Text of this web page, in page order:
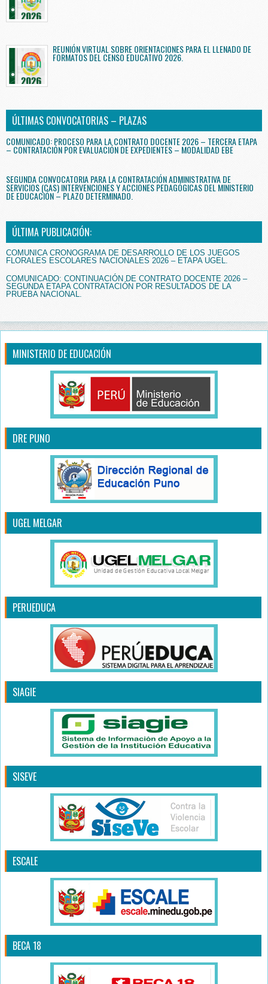
REUNIÓN VIRTUAL SOBRE ORIENTACIONES PARA EL LLENADO DE
FORMATOS DEL CENSO EDUCATIVO 2026.
ÚLTIMAS CONVOCATORIAS – PLAZAS
COMUNICADO: PROCESO PARA LA CONTRATO DOCENTE 2026 – TERCERA ETAPA
– CONTRATACIÓN POR EVALUACIÓN DE EXPEDIENTES – MODALIDAD EBE
SEGUNDA CONVOCATORIA PARA LA CONTRATACIÓN ADMINISTRATIVA DE
SERVICIOS (CAS) INTERVENCIONES Y ACCIONES PEDAGÓGICAS DEL MINISTERIO
DE EDUCACIÓN – PLAZO DETERMINADO.
ÚLTIMA PUBLICACIÓN:
COMUNICA CRONOGRAMA DE DESARROLLO DE LOS JUEGOS
FLORALES ESCOLARES NACIONALES 2026 – ETAPA UGEL.
COMUNICADO: CONTINUACIÓN DE CONTRATO DOCENTE 2026 –
SEGUNDA ETAPA CONTRATACIÓN POR RESULTADOS DE LA
PRUEBA NACIONAL.
MINISTERIO DE EDUCACIÓN
DRE PUNO
UGEL MELGAR
PERUEDUCA
SIAGIE
SISEVE
ESCALE
BECA 18